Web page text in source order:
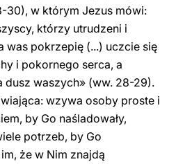
30), w którym Jezus mówi:
którzy utrudzeni i
was pokrzepię (...) uczcie się
i pokornego serca, a
dusz waszych» (ww. 28-29).
wzywa osoby proste i
by Go naśladowały,
potrzeb, by Go
że w Nim znajdą